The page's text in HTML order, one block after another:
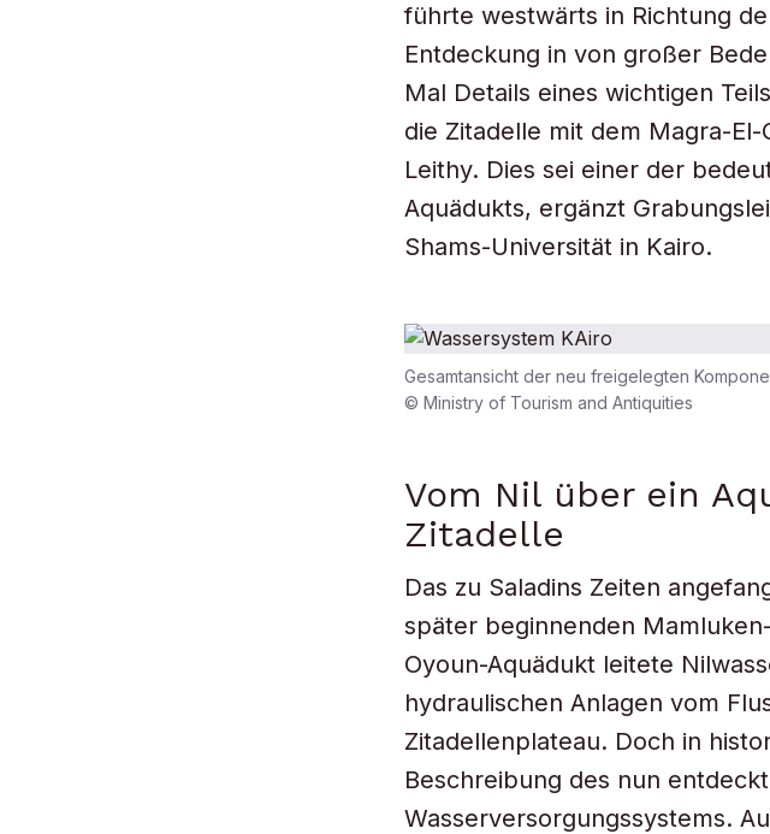
führte westwärts in Richtung
Entdeckung in von großer
Mal Details eines wichtigen
die Zitadelle mit dem Magra-
Leithy. Dies sei einer der
Aquädukts, ergänzt
Shams-Universität in Kairo.
Gesamtansicht der neu freigelegten
© Ministry of Tourism and Antiquities
Vom Nil über ein
Zitadelle
Das zu Saladins Zeiten
später beginnenden
Oyoun-Aquädukt leitete
hydraulischen Anlagen vom
Zitadellenplateau. Doch in
Beschreibung des nun
Wasserversorgungssystems.